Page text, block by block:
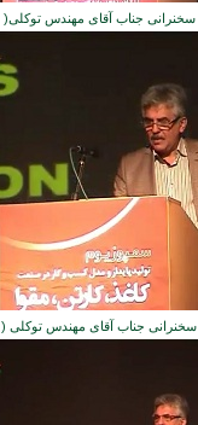
سخنرانی جناب آقای مهندس توکلی( ۱ )
سخنرانی جناب آقای مهندس توکلی ( ۲ )